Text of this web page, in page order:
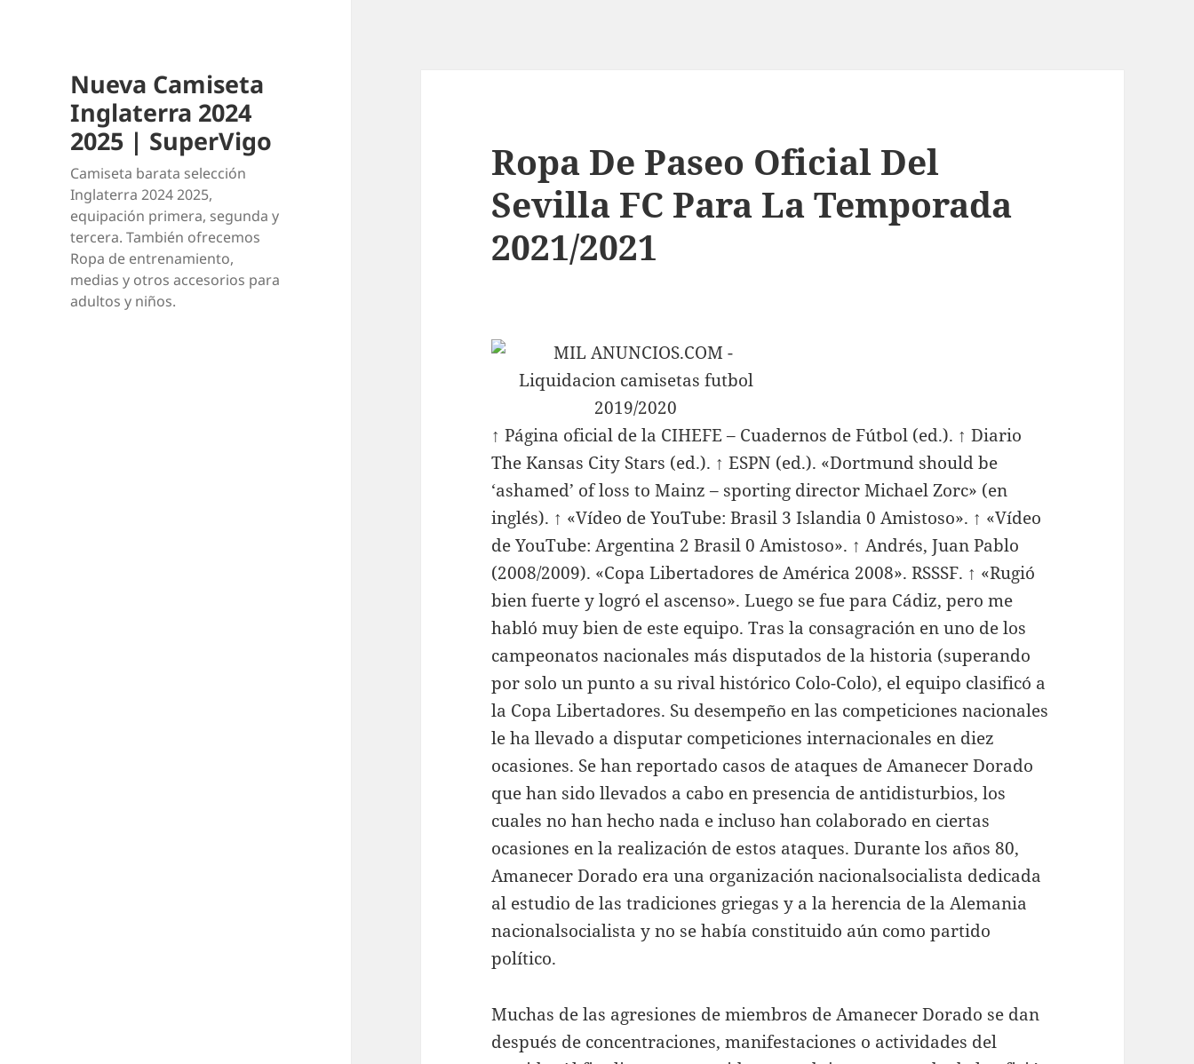
Nueva Camiseta
Inglaterra 2024
2025 | SuperVigo
Camiseta barata selección
Inglaterra 2024 2025,
equipación primera, segunda y
tercera. También ofrecemos
Ropa de entrenamiento,
medias y otros accesorios para
adultos y niños.
Ropa De Paseo Oficial Del
Sevilla FC Para La Temporada
2021/2021
↑ Página oficial de la CIHEFE – Cuadernos de Fútbol (ed.). ↑ Diario
The Kansas City Stars (ed.). ↑ ESPN (ed.). «Dortmund should be
‘ashamed’ of loss to Mainz – sporting director Michael Zorc» (en
inglés). ↑ «Vídeo de YouTube: Brasil 3 Islandia 0 Amistoso». ↑ «Vídeo
de YouTube: Argentina 2 Brasil 0 Amistoso». ↑ Andrés, Juan Pablo
(2008/2009). «Copa Libertadores de América 2008». RSSSF. ↑ «Rugió
bien fuerte y logró el ascenso». Luego se fue para Cádiz, pero me
habló muy bien de este equipo. Tras la consagración en uno de los
campeonatos nacionales más disputados de la historia (superando
por solo un punto a su rival histórico Colo-Colo), el equipo clasificó a
la Copa Libertadores. Su desempeño en las competiciones nacionales
le ha llevado a disputar competiciones internacionales en diez
ocasiones. Se han reportado casos de ataques de Amanecer Dorado
que han sido llevados a cabo en presencia de antidisturbios, los
cuales no han hecho nada e incluso han colaborado en ciertas
ocasiones en la realización de estos ataques. Durante los años 80,
Amanecer Dorado era una organización nacionalsocialista dedicada
al estudio de las tradiciones griegas y a la herencia de la Alemania
nacionalsocialista y no se había constituido aún como partido
político.
Muchas de las agresiones de miembros de Amanecer Dorado se dan
después de concentraciones, manifestaciones o actividades del